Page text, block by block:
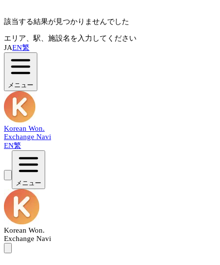
該当する結果が見つかりませんでした
エリア、駅、施設名を入力してください
JAEN繁
メニュー
Korean Won.
Exchange Navi
EN繁
メニュー
Korean Won.
Exchange Navi